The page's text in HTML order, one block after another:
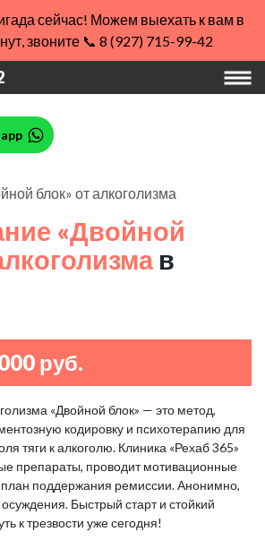
сейчас! Можем выехать к вам в
звоните 📞 8 (927) 715-99-42
блок» от алкоголизма
«Двойной
в
руб.
«Двойной блок» — это метод,
кодировку и психотерапию для
тяги к алкоголю. Клиника «Рехаб 365»
препараты, проводит мотивационные
план поддержания ремиссии. Анонимно,
Быстрый старт и стойкий
к трезвости уже сегодня!